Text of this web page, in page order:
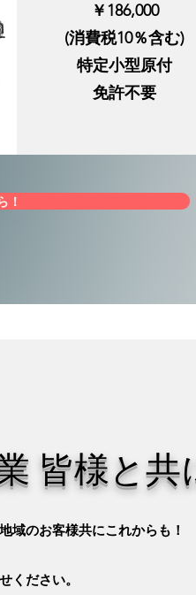
￥186,000
​(消費税10％含む)
特定小型原付
​免許不要
！
皆様と共
域のお客様共にこれからも！
ください。